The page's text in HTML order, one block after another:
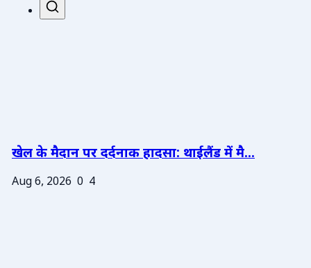
खेल के मैदान पर दर्दनाक हादसा: थाईलैंड में मै...
Aug 6, 2026 0 4